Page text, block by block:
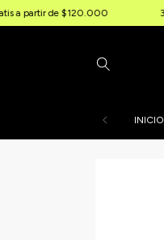
de $120.000 3 & 6
INICIO